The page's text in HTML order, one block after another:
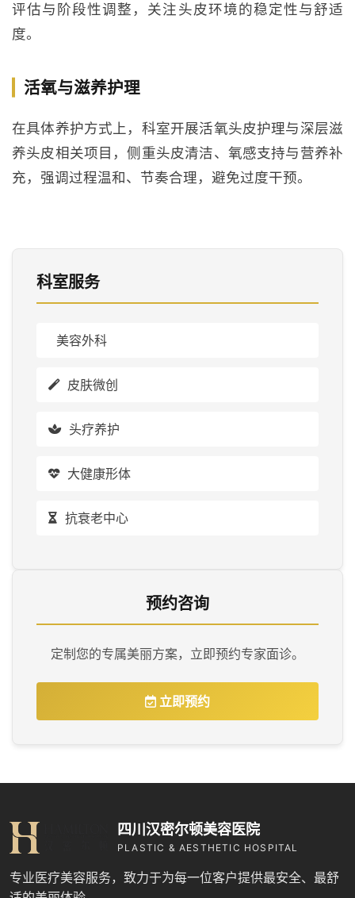
评估与阶段性调整，关注头皮环境的稳定性与舒适
度。
活氧与滋养护理
在具体养护方式上，科室开展活氧头皮护理与深层滋
养头皮相关项目，侧重头皮清洁、氧感支持与营养补
充，强调过程温和、节奏合理，避免过度干预。
科室服务
美容外科
皮肤微创
头疗养护
大健康形体
抗衰老中心
预约咨询
定制您的专属美丽方案，立即预约专家面诊。
立即预约
四川汉密尔顿美容医院
PLASTIC & AESTHETIC HOSPITAL
专业医疗美容服务，致力于为每一位客户提供最安全、最舒